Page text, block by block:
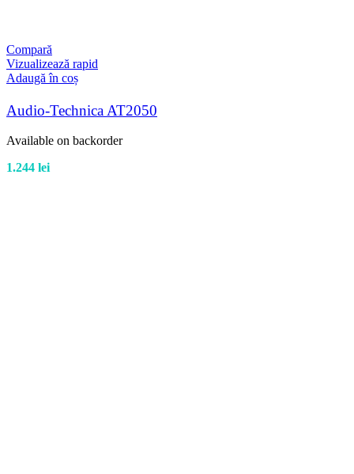
Compară
Vizualizează rapid
Adaugă în coș
Audio-Technica AT2050
Available on backorder
1.244 lei